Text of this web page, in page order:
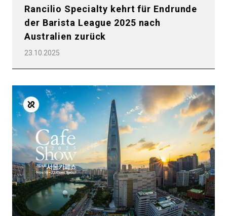
Rancilio Specialty kehrt für Endrunde
der Barista League 2025 nach
Australien zurück
23.10.2025
Produkte
Nachrichten
Herunterladen
Mehr